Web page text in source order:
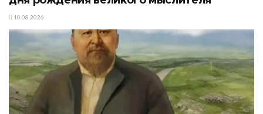
10.08.2026